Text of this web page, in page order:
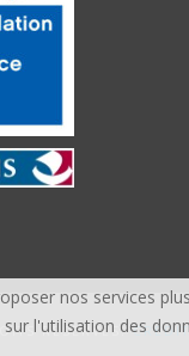
RÉSERVÉS.
nos services
l'utilisation des